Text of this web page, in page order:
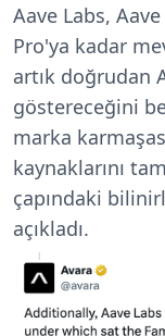
Aave Labs,
Pro'ya kadar
artık doğrudan
göstereceğini
marka
kaynaklarını
çapındaki
açıkladı.